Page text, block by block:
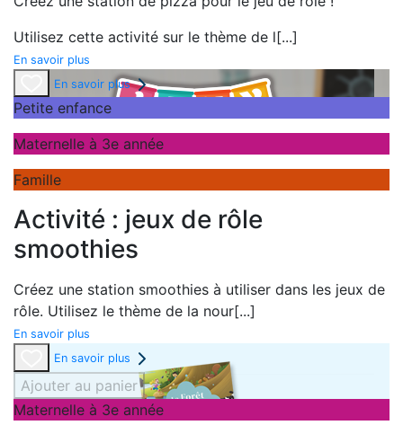
Utilisez cette activité sur le thème de l[...]
En savoir plus
En savoir plus
Petite enfance
Maternelle à 3e année
Famille
Activité : jeux de rôle
smoothies
Créez une station smoothies à utiliser dans les jeux de
rôle. Utilisez le thème de la nour[...]
En savoir plus
En savoir plus
Ajouter au panier
Maternelle à 3e année